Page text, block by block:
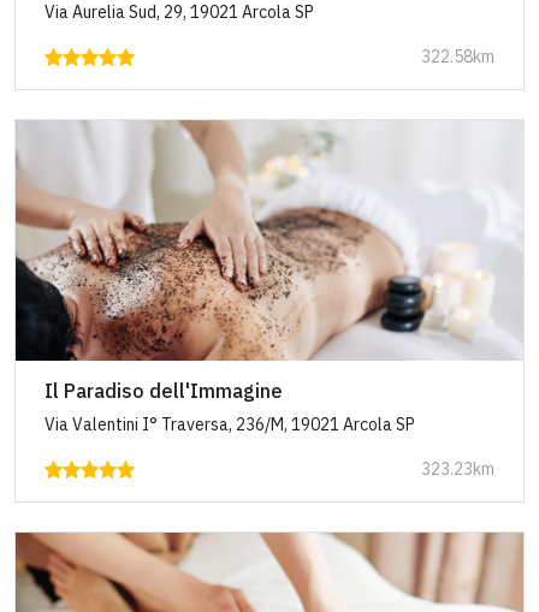
Via Aurelia Sud, 29, 19021 Arcola SP
322.58km
Il Paradiso dell'Immagine
Via Valentini I° Traversa, 236/M, 19021 Arcola SP
323.23km